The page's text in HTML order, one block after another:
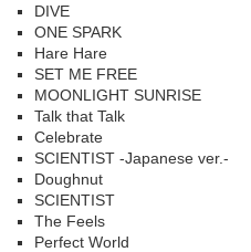
DIVE
ONE SPARK
Hare Hare
SET ME FREE
MOONLIGHT SUNRISE
Talk that Talk
Celebrate
SCIENTIST -Japanese ver.-
Doughnut
SCIENTIST
The Feels
Perfect World